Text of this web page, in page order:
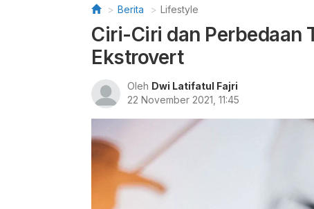
Berita Lifestyle
Ciri-Ciri dan Perbedaan
Ekstrovert
Oleh Dwi Latifatul Fajri
22 November 2021, 11:45